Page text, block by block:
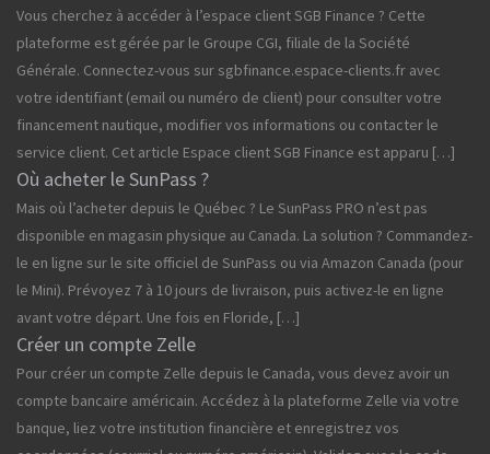
Vous cherchez à accéder à l’espace client SGB Finance ? Cette
plateforme est gérée par le Groupe CGI, filiale de la Société
Générale. Connectez-vous sur sgbfinance.espace-clients.fr avec
votre identifiant (email ou numéro de client) pour consulter votre
financement nautique, modifier vos informations ou contacter le
service client. Cet article Espace client SGB Finance est apparu […]
Où acheter le SunPass ?
Mais où l’acheter depuis le Québec ? Le SunPass PRO n’est pas
disponible en magasin physique au Canada. La solution ? Commandez-
le en ligne sur le site officiel de SunPass ou via Amazon Canada (pour
le Mini). Prévoyez 7 à 10 jours de livraison, puis activez-le en ligne
avant votre départ. Une fois en Floride, […]
Créer un compte Zelle
Pour créer un compte Zelle depuis le Canada, vous devez avoir un
compte bancaire américain. Accédez à la plateforme Zelle via votre
banque, liez votre institution financière et enregistrez vos